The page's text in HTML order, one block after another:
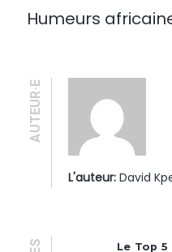
Humeurs
AUTEUR·E
L'auteur: David
Le Top